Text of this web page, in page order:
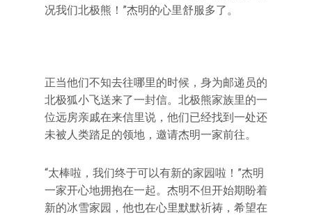
况我们北极熊！”杰明的心里舒服多了。
正当他们不知去往哪里的时候，身为邮递员的
北极狐小飞送来了一封信。北极熊家族里的一
位远房亲戚在来信里说，他们已经找到一处还
未被人类踏足的领地，邀请杰明一家前往。
“太棒啦，我们终于可以有新的家园啦！”杰明
一家开心地拥抱在一起。杰明不但开始期盼着
新的冰雪家园，他也在心里默默祈祷，希望在